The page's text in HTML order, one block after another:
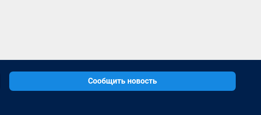
Сообщить новость